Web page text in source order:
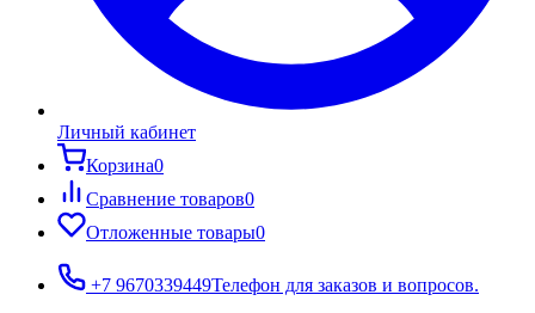
Личный кабинет
Корзина0
Сравнение товаров0
Отложенные товары0
+7 9670339449Телефон для заказов и вопросов.